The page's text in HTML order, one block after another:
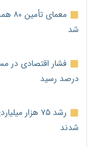
شد
درصد رسید
رشد ۷۵ هزار
شدند